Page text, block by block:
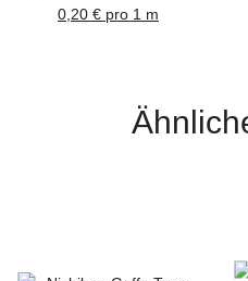
0,20 € pro 1 m